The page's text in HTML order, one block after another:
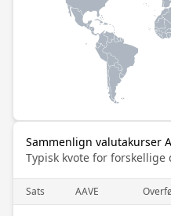
Sammenlign valutakurser
Typisk kvote for
Sats AAVE